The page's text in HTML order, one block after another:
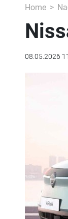
Home
08.05.2026